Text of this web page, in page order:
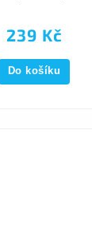
239 Kč
Do košíku